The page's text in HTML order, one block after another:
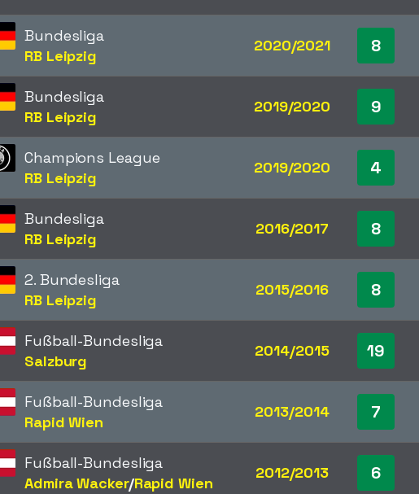
Bundesliga
RB Leipzig
2020/2021 8
Bundesliga
RB Leipzig
2019/2020 9
Champions League
RB Leipzig
2019/2020 4
Bundesliga
RB Leipzig
2016/2017 8
2. Bundesliga
RB Leipzig
2015/2016 8
Fußball-Bundesliga
Salzburg
2014/2015 19
Fußball-Bundesliga
Rapid Wien
2013/2014 7
Fußball-Bundesliga
Admira Wacker/​Rapid Wien
2012/2013 6